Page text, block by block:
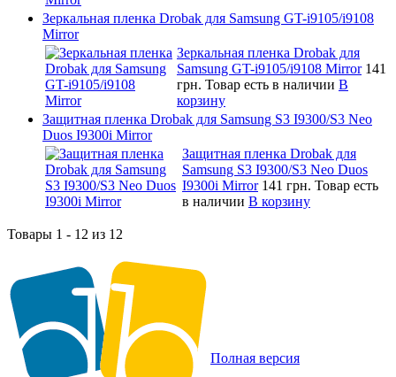
Зеркальная пленка Drobak для Samsung GT-i9105/i9108
Mirror
Зеркальная пленка Drobak для
Samsung GT-i9105/i9108 Mirror 141
грн. Товар есть в наличии В
корзину
Защитная пленка Drobak для Samsung S3 I9300/S3 Neo
Duos I9300i Mirror
Защитная пленка Drobak для
Samsung S3 I9300/S3 Neo Duos
I9300i Mirror 141 грн. Товар есть
в наличии В корзину
Товары 1 - 12 из 12
Полная версия